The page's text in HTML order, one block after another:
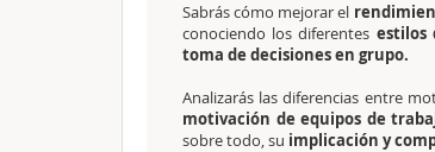
Sabrás cómo mejorar el
conociendo los diferentes estilos
toma de decisiones en grupo.
Analizarás las diferencias entre
motivación de equipos de
sobre todo, su implicación y